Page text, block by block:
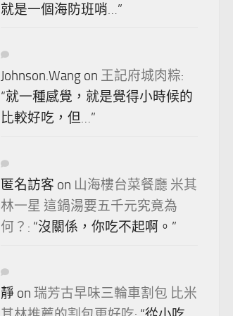
就是一個海防班哨…”
Johnson.Wang on 王記府城肉粽:
“就一種感覺，就是覺得小時候的
比較好吃，但…”
匿名訪客 on 山海樓台菜餐廳 米其
林一星 這鍋湯要五千元究竟為
何？ : “沒關係，你吃不起啊。 ”
靜 on 瑞芳古早味三輪車割包 比米